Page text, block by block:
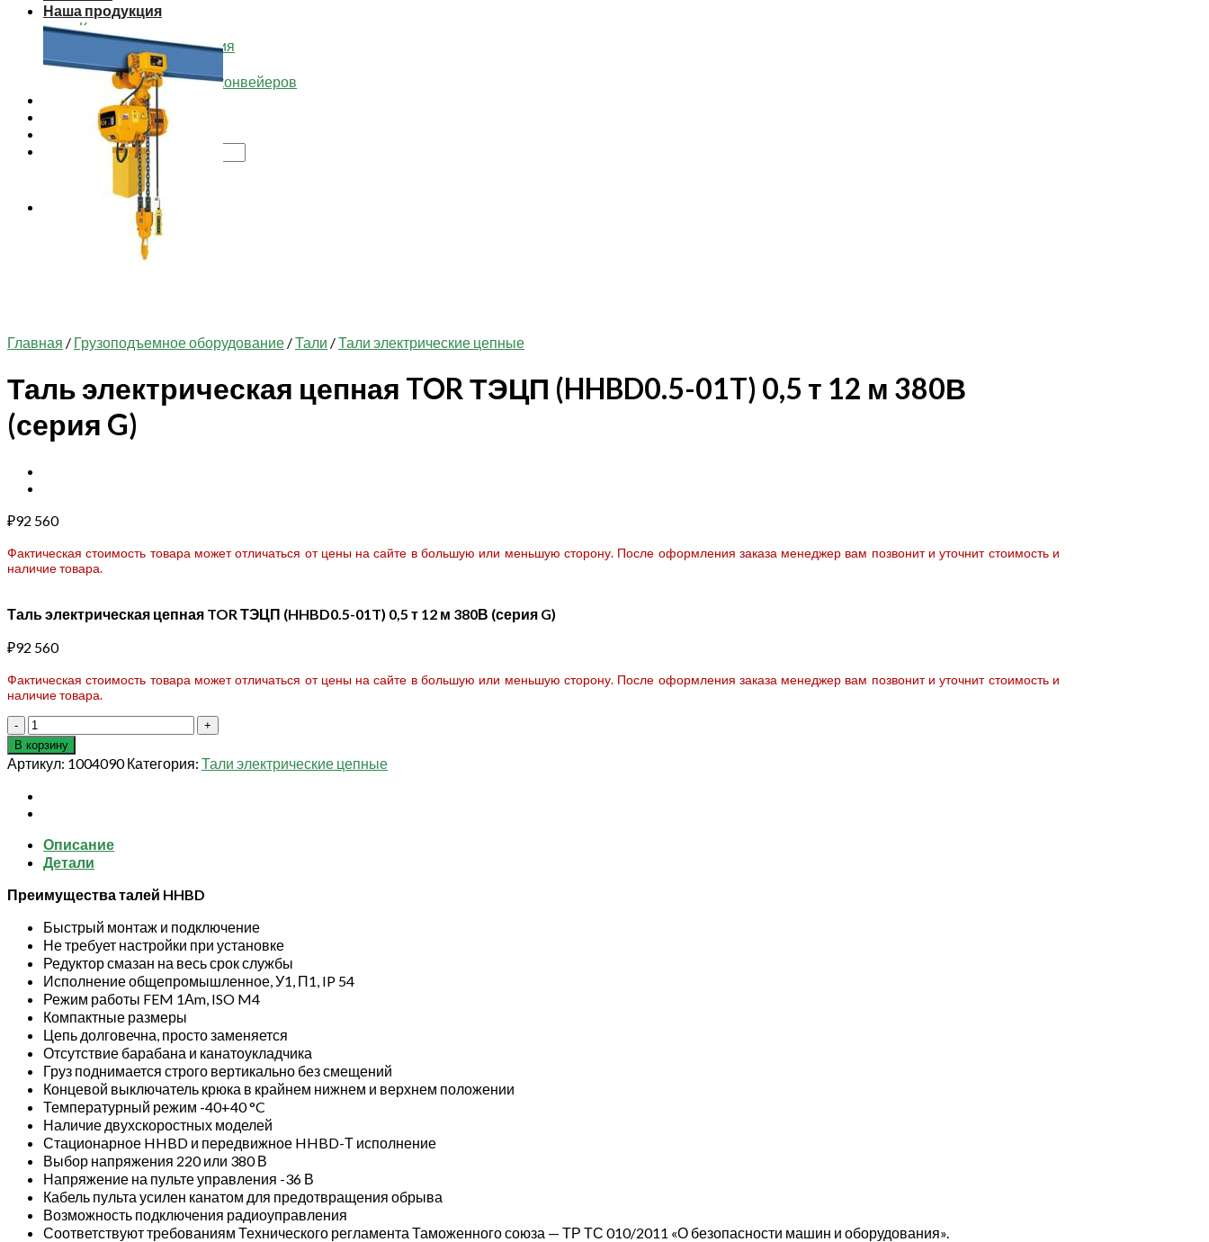
Наша продукция
Каталог товаров
Футеровочные изделия
Изделия из СВМПЭ
Комплектующие для конвейеров
Опросные листы
Контакты
Искать:
Корзина пуста.
Главная / Грузоподъемное оборудование /Тали /Тали электрические цепные
Таль электрическая цепная TOR ТЭЦП (HHBD0.5-01T) 0,5 т 12 м 380В
(серия G)
₽92 560
Фактическая стоимость товара может отличаться от цены на сайте в большую или меньшую сторону. После оформления заказа менеджер вам позвонит и уточнит стоимость и
наличие товара.
Таль электрическая цепная TOR ТЭЦП (HHBD0.5-01T) 0,5 т 12 м 380В (серия G)
₽92 560
Фактическая стоимость товара может отличаться от цены на сайте в большую или меньшую сторону. После оформления заказа менеджер вам позвонит и уточнит стоимость и
наличие товара.
Количество
товара
Таль
электрическая
цепная
TOR
(HHBD0.5-
01T)
т
м
380В
(серия
G)
В корзину
Артикул: 1004090 Категория: Тали электрические цепные
Описание
Детали
Преимущества талей HHBD
Быстрый монтаж и подключение
Не требует настройки при установке
Редуктор смазан на весь срок службы
Исполнение общепромышленное, У1, П1, IP 54
Режим работы FEM 1Аm, ISO M4
Компактные размеры
Цепь долговечна, просто заменяется
Отсутствие барабана и канатоукладчика
Груз поднимается строго вертикально без смещений
Концевой выключатель крюка в крайнем нижнем и верхнем положении
Температурный режим -40+40 °C
Наличие двухскоростных моделей
Стационарное HHBD и передвижное HHBD-Т исполнение
Выбор напряжения 220 или 380 В
Напряжение на пульте управления -36 В
Кабель пульта усилен канатом для предотвращения обрыва
Возможность подключения радиоуправления
Соответствуют требованиям Технического регламента Таможенного союза — ТР ТС 010/2011 «О безопасности машин и оборудования».